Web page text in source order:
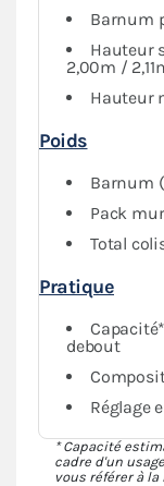
pliant vous
conditions
possibilité de
nécessaire.
Barnum
Hauteur
2,00m /
Hauteur
Poids
Barnum
Pack
Total
Pratique
debout
Réglage
* Capacité
cadre d'un
vous référer à